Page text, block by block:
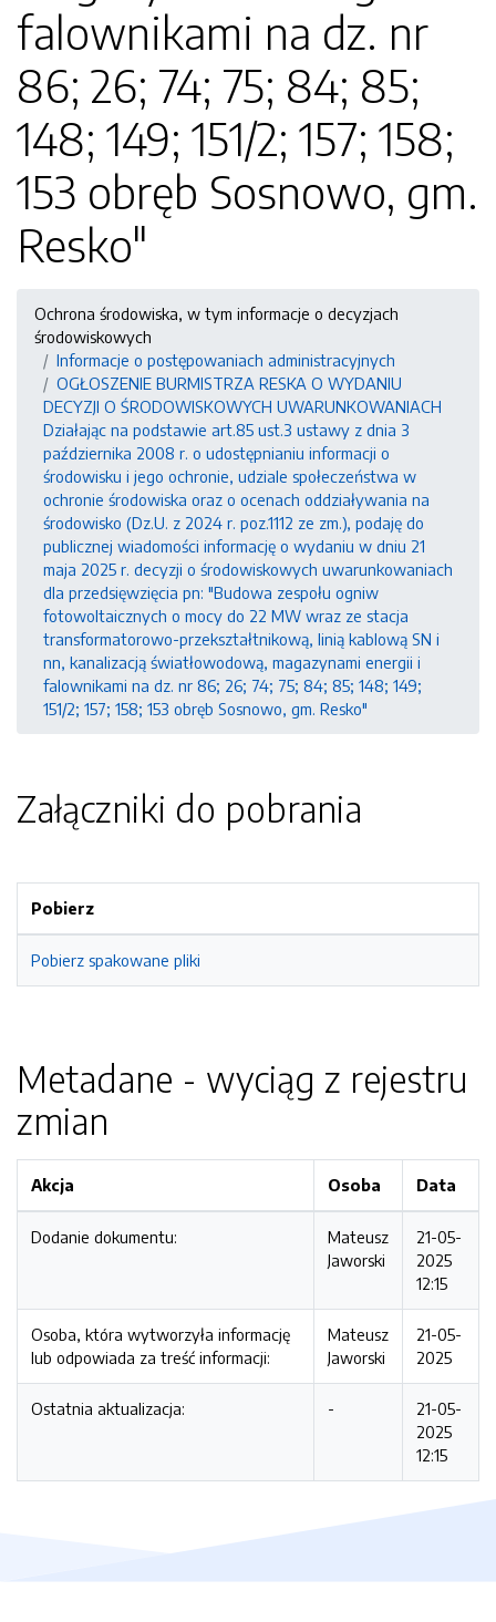
falownikami na dz. nr
86; 26; 74; 75; 84; 85;
148; 149; 151/2; 157; 158;
153 obręb Sosnowo, gm.
Resko"
Ochrona środowiska, w tym informacje o decyzjach
środowiskowych
Informacje o postępowaniach administracyjnych
OGŁOSZENIE BURMISTRZA RESKA O WYDANIU
DECYZJI O ŚRODOWISKOWYCH UWARUNKOWANIACH
Działając na podstawie art.85 ust.3 ustawy z dnia 3
października 2008 r. o udostępnianiu informacji o
środowisku i jego ochronie, udziale społeczeństwa w
ochronie środowiska oraz o ocenach oddziaływania na
środowisko (Dz.U. z 2024 r. poz.1112 ze zm.), podaję do
publicznej wiadomości informację o wydaniu w dniu 21
maja 2025 r. decyzji o środowiskowych uwarunkowaniach
dla przedsięwzięcia pn: "Budowa zespołu ogniw
fotowoltaicznych o mocy do 22 MW wraz ze stacja
transformatorowo-przekształtnikową, linią kablową SN i
nn, kanalizacją światłowodową, magazynami energii i
falownikami na dz. nr 86; 26; 74; 75; 84; 85; 148; 149;
151/2; 157; 158; 153 obręb Sosnowo, gm. Resko"
Załączniki do pobrania
Pobierz
Pobierz spakowane pliki
Metadane - wyciąg z rejestru
zmian
Akcja Osoba Data
Dodanie dokumentu:
Mateusz
Jaworski
21-05-
2025
12:15
Osoba, która wytworzyła informację
lub odpowiada za treść informacji:
Mateusz
Jaworski
21-05-
2025
Ostatnia aktualizacja: -
21-05-
2025
12:15